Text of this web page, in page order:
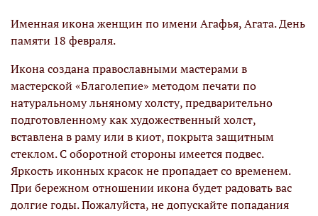
Именная икона женщин по имени Агафья, Агата. День
памяти 18 февраля.
Икона создана православными мастерами в
мастерской «Благолепие» методом печати по
натуральному льняному холсту, предварительно
подготовленному как художественный холст,
вставлена в раму или в киот, покрыта защитным
стеклом. С оборотной стороны имеется подвес.
Яркость иконных красок не пропадает со временем.
При бережном отношении икона будет радовать вас
долгие годы. Пожалуйста, не допускайте попадания